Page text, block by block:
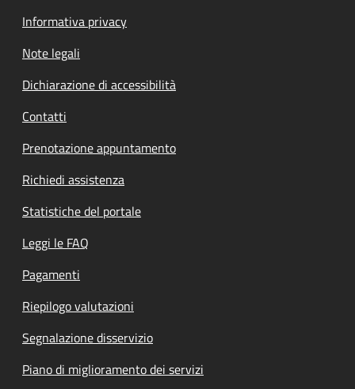
Informativa privacy
Note legali
Dichiarazione di accessibilità
Contatti
Prenotazione appuntamento
Richiedi assistenza
Statistiche del portale
Leggi le FAQ
Pagamenti
Riepilogo valutazioni
Segnalazione disservizio
Piano di miglioramento dei servizi